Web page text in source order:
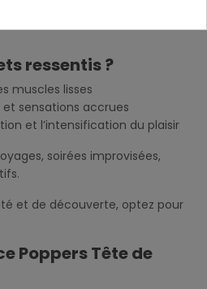
ressentis ?
muscles lisses
sensations accrues
et l’intensification du plaisir
soirées improvisées,
et de découverte, optez pour
Poppers Tête de